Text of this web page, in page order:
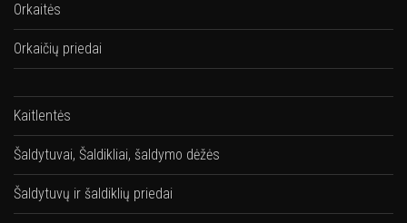
Orkaitės
Orkaičių priedai
Kaitlentės
Šaldytuvai, Šaldikliai, šaldymo dėžės
Šaldytuvų ir šaldiklių priedai